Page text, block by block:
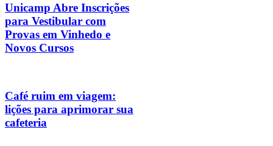
Unicamp Abre Inscrições
para Vestibular com
Provas em Vinhedo e
Novos Cursos
Café ruim em viagem:
lições para aprimorar sua
cafeteria